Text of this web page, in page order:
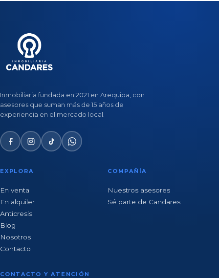
Inmobiliaria fundada en 2021 en Arequipa, con
asesores que suman más de 15 años de
experiencia en el mercado local.
EXPLORA
En venta
En alquiler
Anticresis
Blog
Nosotros
Contacto
COMPAÑÍA
Nuestros asesores
Sé parte de Candares
CONTACTO Y ATENCIÓN